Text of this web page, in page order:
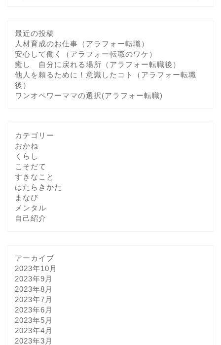
最近の投稿
人材育成のお仕事（アラフォー転職）
安心して働く（アラフォー転職のワケ）
癒し 自分に戻れる場所（アラフォー転職後）
他人を頼るために！意識したコト（アラフォー転職
後）
ワンオペワーママの選択(アラフォー転職)
カテゴリー
おかね
くらし
こそだて
すきなこと
はたらきかた
まなび
メンタル
自己紹介
アーカイブ
2023年10月
2023年9月
2023年8月
2023年7月
2023年6月
2023年5月
2023年4月
2023年3月